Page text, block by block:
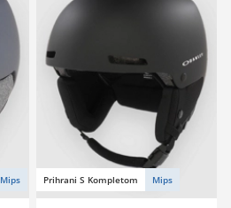
Mips Prihrani S Kompletom Mips